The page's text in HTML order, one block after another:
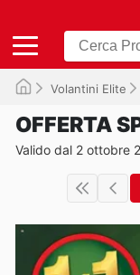
Volantini Elite
OFFERTA
Valido dal 2 ottobre